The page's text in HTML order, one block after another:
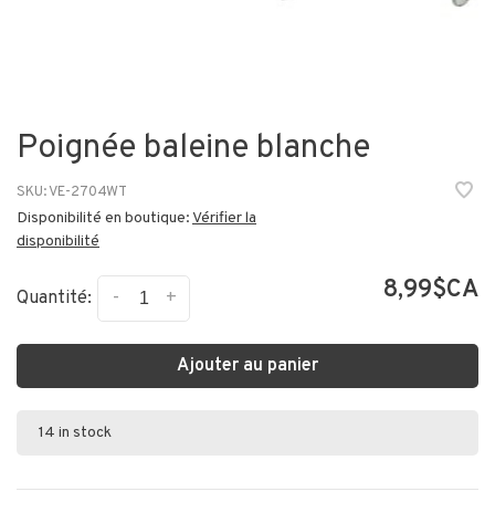
Poignée baleine blanche
SKU:VE-2704WT
Disponibilité en boutique:Vérifier la
disponibilité
Quantité: +
- 8,99$CA
Ajouter au panier
14 in stock